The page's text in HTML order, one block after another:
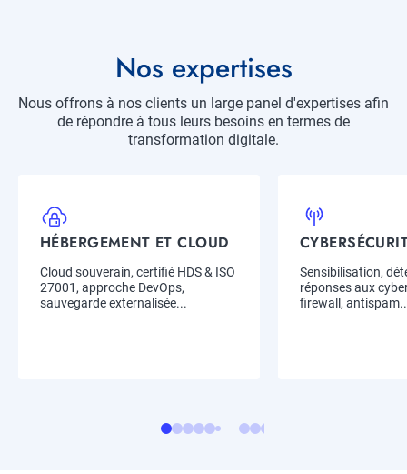
Nos expertises
Description
Nous offrons à nos clients un large panel d'expertises afin
de répondre à tous leurs besoins en termes de
transformation digitale.
Title
HÉBERGEMENT ET CLOUD
Description
Cloud souverain, certifié HDS & ISO
27001, approche DevOps,
sauvegarde externalisée...
Title
Description
Sensibilisation,
réponses aux
firewall,